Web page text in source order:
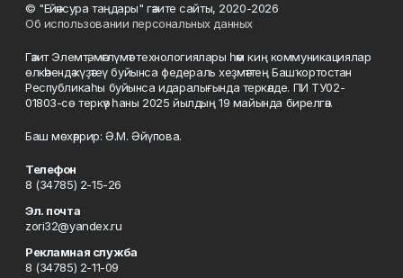
© "Ейәнсура таңдары" гәзите сайты, 2020-2026
Об использовании персональных данных
Гәзит Элемтә, мәғлүмәт технологиялары һәм киң коммуникациялар
өлкәһендә күҙәтеү буйынса федераль хеҙмәттең Башҡортостан
Республикаһы буйынса идаралығында теркәлде. ПИ ТУ02-
01803-сө теркәү һаны 2025 йылдың 19 майында бирелгән.
Баш мөхәррир: Ә.М. Әйүпова.
Телефон
8 (34785) 2-15-26
Эл. почта
zori32@yandex.ru
Рекламная служба
8 (34785) 2-11-09